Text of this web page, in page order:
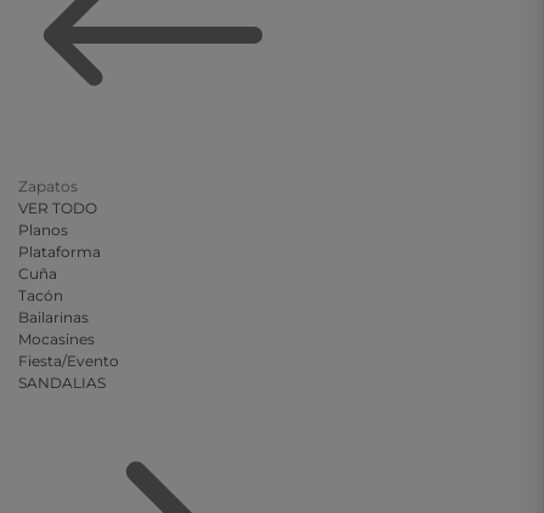
Zapatos
VER TODO
Planos
Plataforma
Cuña
Tacón
Bailarinas
Mocasines
Fiesta/Evento
SANDALIAS